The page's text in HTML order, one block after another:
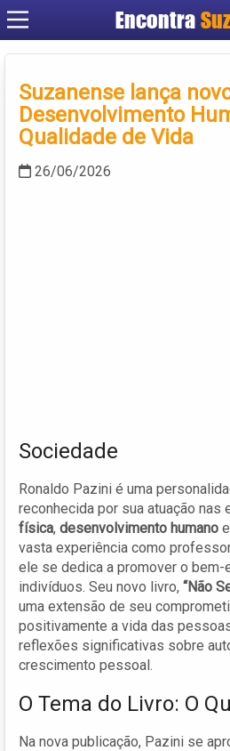
Encontra
Criar
Suzanense lança
Desenvolvimento
Qualidade de Vida
26/06/2026
Sociedade
Ronaldo Pazini é uma
reconhecida por sua atuação nas
física, desenvolvimento humano e
vasta experiência como
ele se dedica a promover o bem-
indivíduos. Seu novo livro, “Não
uma extensão de seu
positivamente a vida das
reflexões significativas sobre
crescimento pessoal.
O Tema do Livro: O
Na nova publicação, Pazini se